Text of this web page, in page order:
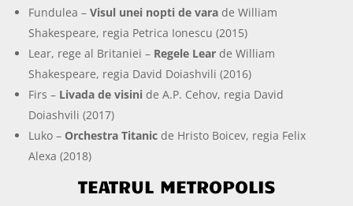
Fundulea –Visul unei nopti de vara de William
Shakespeare, regia Petrica Ionescu (2015)
Lear, rege al Britaniei – Regele Lear de William
Shakespeare, regia David Doiashvili (2016)
Firs – Livada de visini de A.P. Cehov, regia David
Doiashvili (2017)
Luko – Orchestra Titanic de Hristo Boicev, regia Felix
Alexa (2018)
TEATRUL METROPOLIS